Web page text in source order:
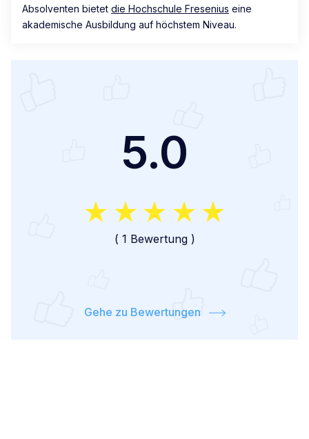
Absolventen bietet die Hochschule Fresenius eine
akademische Ausbildung auf höchstem Niveau.
5.0
( 1 Bewertung )
Gehe zu Bewertungen